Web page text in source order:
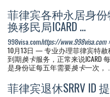
菲律宾各种永居身
换移民局ICARD ...
998visa.comhttps://
10月13日 — 专业办理菲律宾特赦
到期换卡服务，正常来说ICARD
是身份证每五年需要换卡一次， ...
菲律宾退休SRRV ID